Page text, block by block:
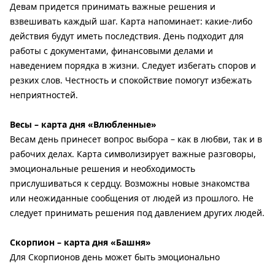
Девам придется принимать важные решения и
взвешивать каждый шаг. Карта напоминает: какие-либо
действия будут иметь последствия. День подходит для
работы с документами, финансовыми делами и
наведением порядка в жизни. Следует избегать споров и
резких слов. Честность и спокойствие помогут избежать
неприятностей.
Весы – карта дня «Влюбленные»
Весам день принесет вопрос выбора – как в любви, так и в
рабочих делах. Карта символизирует важные разговоры,
эмоциональные решения и необходимость
прислушиваться к сердцу. Возможны новые знакомства
или неожиданные сообщения от людей из прошлого. Не
следует принимать решения под давлением других людей.
Скорпион – карта дня «Башня»
Для Скорпионов день может быть эмоционально